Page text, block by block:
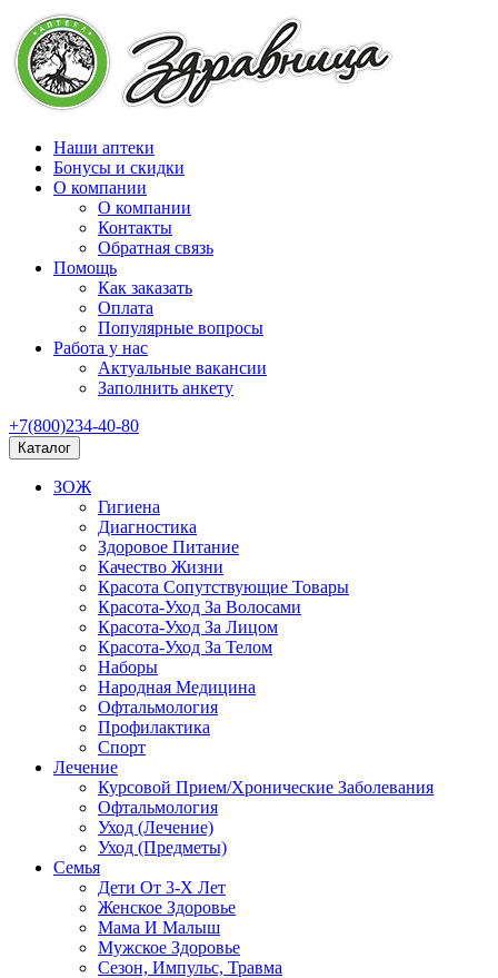
Наши аптеки
Бонусы и скидки
О компании
О компании
Контакты
Обратная связь
Помощь
Как заказать
Оплата
Популярные вопросы
Работа у нас
Актуальные вакансии
Заполнить анкету
+7(800)234-40-80
Каталог
ЗОЖ
Гигиена
Диагностика
Здоровое Питание
Качество Жизни
Красота Сопутствующие Товары
Красота-Уход За Волосами
Красота-Уход За Лицом
Красота-Уход За Телом
Наборы
Народная Медицина
Офтальмология
Профилактика
Спорт
Лечение
Курсовой Прием/Хронические Заболевания
Офтальмология
Уход (Лечение)
Уход (Предметы)
Семья
Дети От 3-Х Лет
Женское Здоровье
Мама И Малыш
Мужское Здоровье
Сезон, Импульс, Травма